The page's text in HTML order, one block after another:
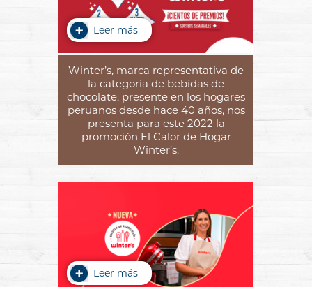
Leer más
Winter’s, marca representativa de
la categoría de bebidas de
chocolate, presente en los hogares
peruanos desde hace 40 años, nos
presenta para este 2022 la
promoción El Calor de Hogar
Winter’s.
Leer más